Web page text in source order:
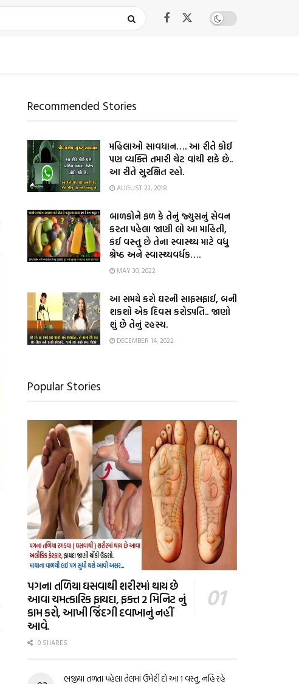
Recommended Stories
મહિલાઓ સાવધાન…. આ રીતે કોઈ
પણ વ્યક્તિ તમારી ચેટ વાંચી શકે છે..
આ રીતે સુરક્ષિત રહો.
AUGUST 23, 2018
બાળકોને ફળ કે તેનું જ્યુસનું સેવન
કરતા પહેલા જાણી લો આ માહિતી,
કંઈ વસ્તુ છે તેના સ્વાસ્થ્ય માટે વધુ
શ્રેષ્ઠ અને સ્વાસ્થ્યવર્ધક….
MAY 30, 2022
આ સમયે કરો ઘરની સાફસફાઈ, બની
શકશો એક દિવસ કરોડપતિ.. જાણો
શું છે તેનું રહસ્ય.
DECEMBER 14, 2022
Popular Stories
પગના તળિયા ઘસવાથી શરીરમાં થાય છે
આવા ચમત્કારિક ફાયદા, ફક્ત 2 મિનિટ નું
કામ કરો, આખી જિંદગી દવાખાનું નહીં
આવે.
0 SHARES
ભજીયા તળતા પહેલા તેલમાં ઉમેરી દો આ 1 વસ્તુ, નહિ રહે